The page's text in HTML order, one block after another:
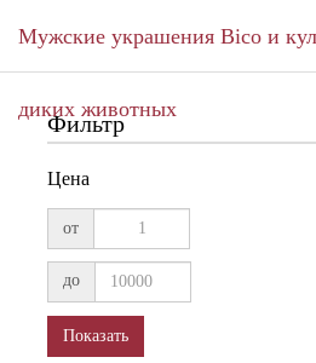
Мужские украшения Bico и
диких животных
Фильтр
Цена
от
до
Показать